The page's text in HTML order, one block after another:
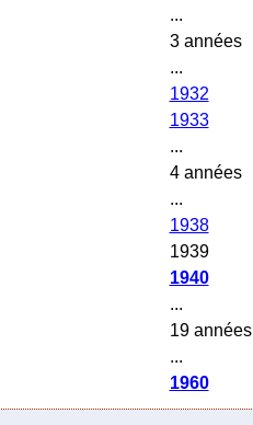
...
3 années
...
1932
1933
...
4 années
...
1938
1939
1940
...
19 années
...
1960